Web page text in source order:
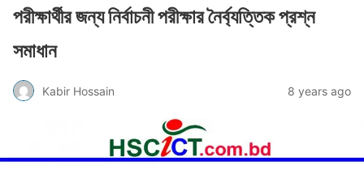
পরীক্ষার্থীর জন্য নির্বাচনী পরীক্ষার নৈর্ব্যত্তিক প্রশ্ন
সমাধান
Kabir Hossain 8 years ago